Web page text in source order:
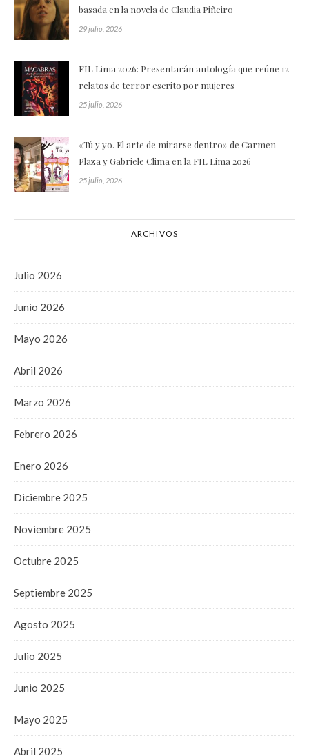
basada en la novela de Claudia Piñeiro
29 julio, 2026
FIL Lima 2026: Presentarán antología que reúne 12
relatos de terror escrito por mujeres
25 julio, 2026
«Tú y yo. El arte de mirarse dentro» de Carmen
Plaza y Gabriele Clima en la FIL Lima 2026
25 julio, 2026
ARCHIVOS
Julio 2026
Junio 2026
Mayo 2026
Abril 2026
Marzo 2026
Febrero 2026
Enero 2026
Diciembre 2025
Noviembre 2025
Octubre 2025
Septiembre 2025
Agosto 2025
Julio 2025
Junio 2025
Mayo 2025
Abril 2025